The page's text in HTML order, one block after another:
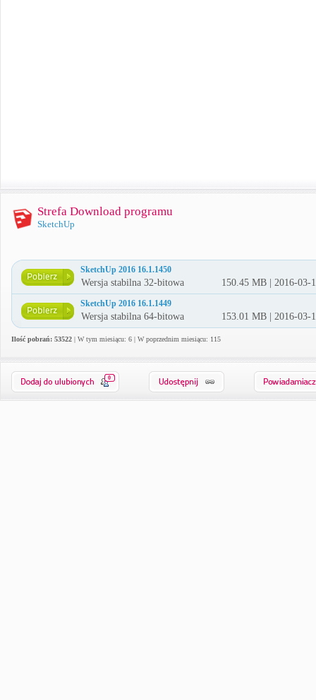
Strefa Download programu
SketchUp
SketchUp 2016 16.1.1450
Wersja stabilna 32-bitowa 150.45 MB | 2016-03-
SketchUp 2016 16.1.1449
Wersja stabilna 64-bitowa 153.01 MB | 2016-03-
Ilość pobrań: 53522 | W tym miesiącu: 6 | W poprzednim miesiącu: 115
0